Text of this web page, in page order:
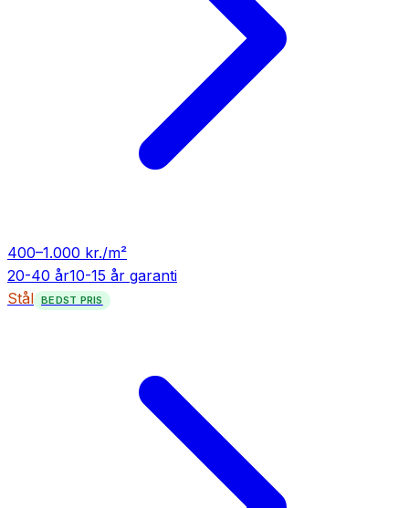
400–1.000 kr./m²
20-40 år10-15 år garanti
Stål BEDST PRIS